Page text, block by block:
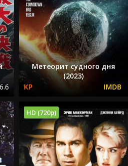
6.6
Метеорит судного дня
(2023)
HD (720p)